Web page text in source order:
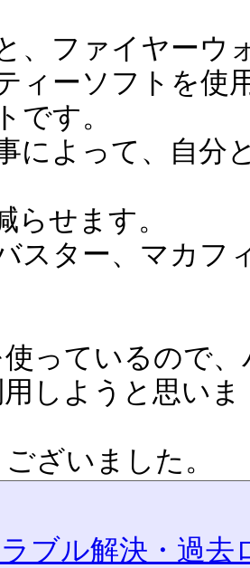
、ファイヤーウ
ィーソフトを使
です。
によって、自分
らせます。
スター、マカフ
使っているので
しようと思いま
ざいました。
ブル解決・過去